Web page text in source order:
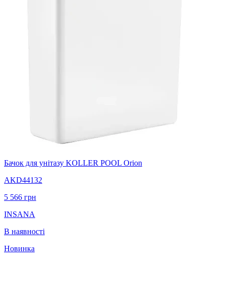
Бачок для унітазу KOLLER POOL Orion
AKD44132
5 566 грн
INSANA
В наявності
Новинка